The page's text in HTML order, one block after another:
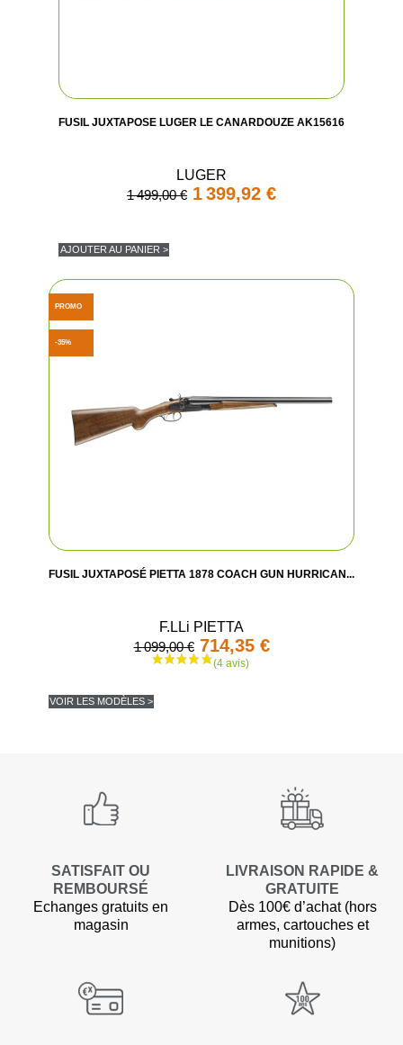
FUSIL JUXTAPOSE LUGER LE CANARDOUZE AK15616
LUGER
1 499,00 € 1 399,92 €
AJOUTER AU PANIER >
FUSIL JUXTAPOSÉ PIETTA 1878 COACH GUN HURRICAN...
F.LLi PIETTA
1 099,00 € 714,35 €
VOIR LES MODÈLES >
PROMO
-35%
SATISFAIT OU
REMBOURSÉ
Echanges gratuits en
magasin
LIVRAISON RAPIDE &
GRATUITE
Dès 100€ d’achat (hors
armes, cartouches et
munitions)